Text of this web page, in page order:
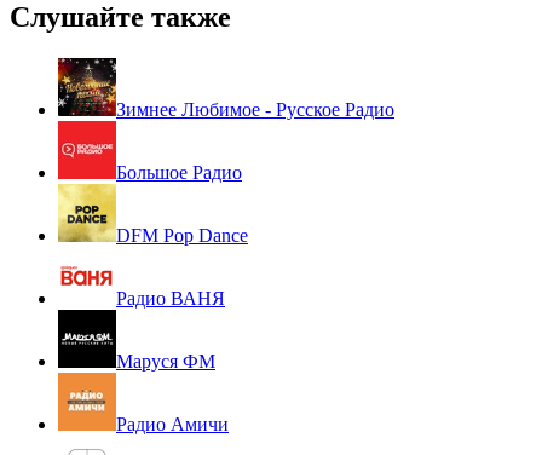
Слушайте также
Зимнее Любимое - Русское Радио
Большое Радио
DFM Pop Dance
Радио ВАНЯ
Маруся ФМ
Радио Амичи